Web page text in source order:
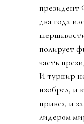
два года
полирует
часть
И турнир
изобрел, и
привез, и
лидером